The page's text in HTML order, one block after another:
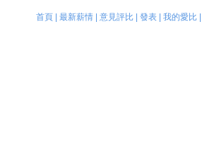
首頁| 最新薪情| 意見評比| 發表| 我的愛比|